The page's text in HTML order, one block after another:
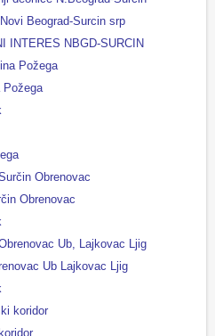
Beograd-Surcin srp
INTERES NBGD-SURCIN
Požega
Požega
Obrenovac
Obrenovac
Ub, Lajkovac Ljig
Ub Lajkovac Ljig
koridor